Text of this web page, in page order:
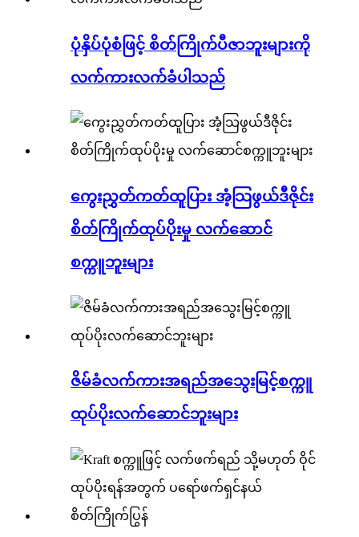
ပုံနှိပ်ပုံစံဖြင့် စိတ်ကြိုက်ပီဇာဘူးများကို
လက်ကားလက်ခံပါသည်
ကွေးညွှတ်ကတ်ထူပြား အံ့သြဖွယ်ဒီဇိုင်း
စိတ်ကြိုက်ထုပ်ပိုးမှု လက်ဆောင်
စက္ကူဘူးများ
ဇိမ်ခံလက်ကားအရည်အသွေးမြင့်စက္ကူ
ထုပ်ပိုးလက်ဆောင်ဘူးများ